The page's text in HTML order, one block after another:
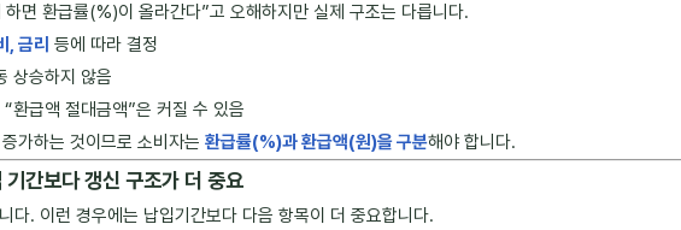
면 환급률(%)이 올라간다”고 오해하지만 실제 구조는 다릅니다.
, 금리 등에 따라 결정
상승하지 않음
“환급액 절대금액”은 커질 수 있음
가하는 것이므로 소비자는 환급률(%)과 환급액(원)을 구분해야 합니다.
간보다 갱신 구조가 더 중요
다. 이런 경우에는 납입기간보다 다음 항목이 더 중요합니다.